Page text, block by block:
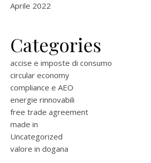
Aprile 2022
Categories
accise e imposte di consumo
circular economy
compliance e AEO
energie rinnovabili
free trade agreement
made in
Uncategorized
valore in dogana